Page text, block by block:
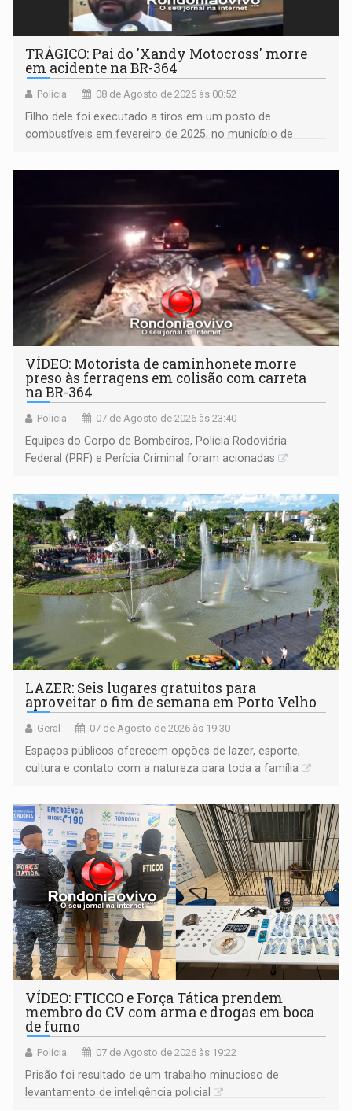
TRÁGICO: Pai do 'Xandy Motocross' morre
em acidente na BR-364
Polícia 08 de Agosto de 2026 às 00:52
Filho dele foi executado a tiros em um posto de
combustíveis em fevereiro de 2025, no município de
VÍDEO: Motorista de caminhonete morre
preso às ferragens em colisão com carreta
na BR-364
Polícia 07 de Agosto de 2026 às 23:40
Equipes do Corpo de Bombeiros, Polícia Rodoviária
Federal (PRF) e Perícia Criminal foram acionadas
LAZER: Seis lugares gratuitos para
aproveitar o fim de semana em Porto Velho
Geral 07 de Agosto de 2026 às 19:30
Espaços públicos oferecem opções de lazer, esporte,
cultura e contato com a natureza para toda a família
VÍDEO: FTICCO e Força Tática prendem
membro do CV com arma e drogas em boca
de fumo
Polícia 07 de Agosto de 2026 às 19:22
Prisão foi resultado de um trabalho minucioso de
levantamento de inteligência policial